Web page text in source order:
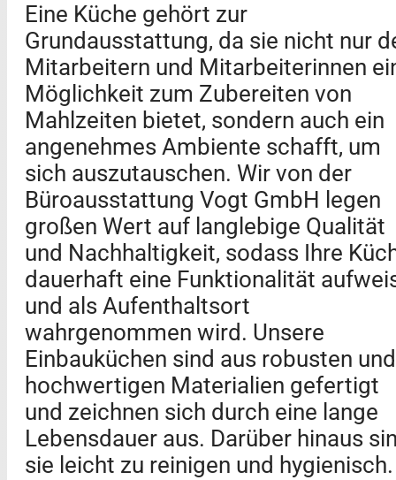
Eine Küche gehört zur
Grundausstattung, da sie nicht nur
Mitarbeitern und Mitarbeiterinnen
Möglichkeit zum Zubereiten von
Mahlzeiten bietet, sondern auch ein
angenehmes Ambiente schafft, um
sich auszutauschen. Wir von der
Büroausstattung Vogt GmbH legen
großen Wert auf langlebige Qualität
und Nachhaltigkeit, sodass Ihre
dauerhaft eine Funktionalität
und als Aufenthaltsort
wahrgenommen wird. Unsere
Einbauküchen sind aus robusten und
hochwertigen Materialien gefertigt
und zeichnen sich durch eine lange
Lebensdauer aus. Darüber hinaus
sie leicht zu reinigen und hygienisch.